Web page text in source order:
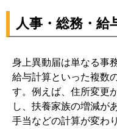
人事・総務・給
身上異動届は単なる事
給与計算といった複数
す。例えば、住所変更
し、扶養家族の増減が
手当などの計算が変わ